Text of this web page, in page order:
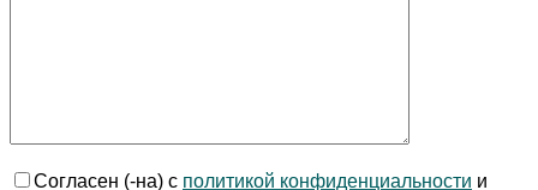
Согласен (-на) с политикой конфиденциальности и